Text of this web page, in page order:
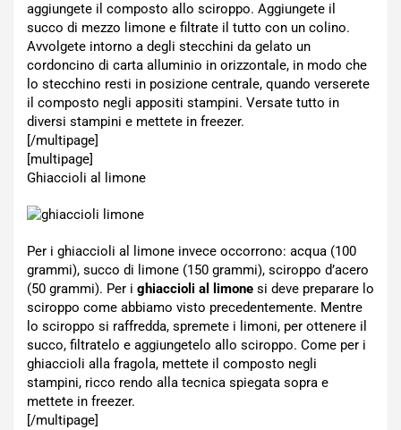
aggiungete il composto allo sciroppo. Aggiungete il
succo di mezzo limone e filtrate il tutto con un colino.
Avvolgete intorno a degli stecchini da gelato un
cordoncino di carta alluminio in orizzontale, in modo che
lo stecchino resti in posizione centrale, quando verserete
il composto negli appositi stampini. Versate tutto in
diversi stampini e mettete in freezer.
[/multipage]
[multipage]
Ghiaccioli al limone
Per i ghiaccioli al limone invece occorrono: acqua (100
grammi), succo di limone (150 grammi), sciroppo d’acero
(50 grammi). Per i ghiaccioli al limone si deve preparare lo
sciroppo come abbiamo visto precedentemente. Mentre
lo sciroppo si raffredda, spremete i limoni, per ottenere il
succo, filtratelo e aggiungetelo allo sciroppo. Come per i
ghiaccioli alla fragola, mettete il composto negli
stampini, ricco rendo alla tecnica spiegata sopra e
mettete in freezer.
[/multipage]